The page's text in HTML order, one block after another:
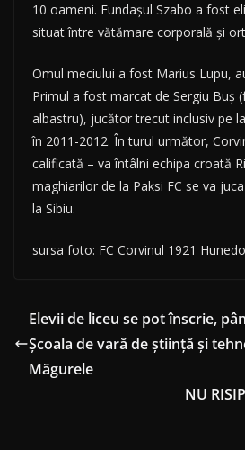
10 oameni. Fundașul Szabo a fost
situat între vătămare corporală și
Omul meciului a fost Marius Lupu,
Primul a fost marcat de Sergiu Buș
albastru), jucător trecut inclusiv pe
în 2011-2012. În turul următor,
calificată – va întâlni echipa croată
maghiarilor de la Paksi FC se va
la Sibiu.
sursa foto: FC Corvinul 1921
Elevii de liceu se pot înscrie,
Școala de vară de știință și
Măgurele
NU